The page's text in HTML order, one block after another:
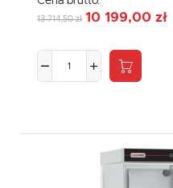
13 714,50 zł 10 199,00 zł